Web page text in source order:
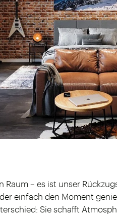
Raum – es ist unser
einfach den Moment
Sie schafft